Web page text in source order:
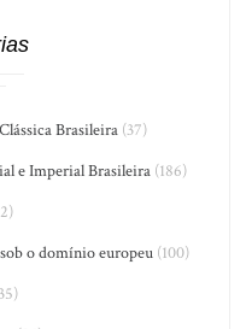
Brasileira (37)
e Imperial Brasileira (186)
o domínio europeu(100)